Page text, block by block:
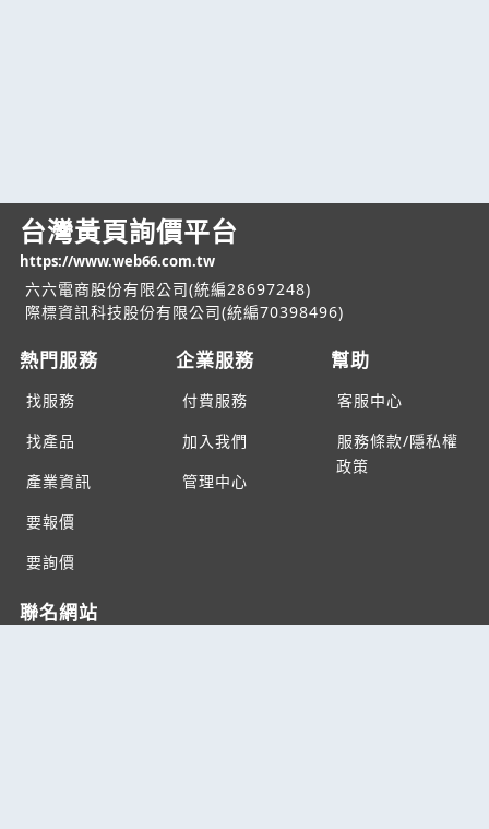
台灣黃頁詢價平台
https://www.web66.com.tw
六六電商股份有限公司(統編28697248)
際標資訊科技股份有限公司(統編70398496)
熱門服務
找服務
找產品
產業資訊
要報價
要詢價
企業服務
付費服務
加入我們
管理中心
幫助
客服中心
服務條款/隱私權
政策
聯名網站